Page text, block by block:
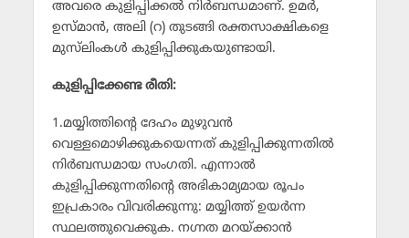
അവരെ കുളിപ്പിക്കല്‍ നിര്‍ബന്ധമാണ്. ഉമര്‍,
ഉസ്മാന്‍, അലി (റ) തുടങ്ങി രക്തസാക്ഷികളെ
മുസ്‌ലിംകള്‍ കുളിപ്പിക്കുകയുണ്ടായി.
കുളിപ്പിക്കേണ്ട രീതി:
1.മയ്യിത്തിന്റെ ദേഹം മുഴുവന്‍
വെള്ളമൊഴിക്കുകയെന്നത് കുളിപ്പിക്കുന്നതില്‍
നിര്‍ബന്ധമായ സംഗതി. എന്നാല്‍
കുളിപ്പിക്കുന്നതിന്റെ അഭികാമ്യമായ രൂപം
ഇപ്രകാരം വിവരിക്കുന്നു: മയ്യിത്ത് ഉയര്‍ന്ന
സ്ഥലത്തുവെക്കുക. നഗ്നത മറയ്ക്കാന്‍